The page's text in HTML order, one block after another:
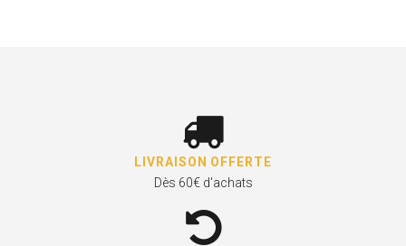
LIVRAISON OFFERTE
Dès 60€ d'achats